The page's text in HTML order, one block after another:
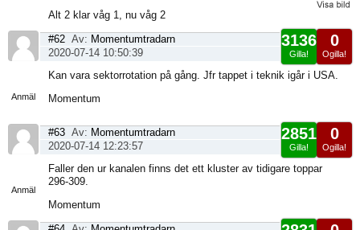
Alt 2 klar våg 1, nu våg 2
Anmäl
0
Ogilla!
3136
Gilla!
#62 Av: Momentumtradarn
2020-07-14 10:50:39
Kan vara sektorrotation på gång. Jfr tappet i teknik igår i USA.
Momentum
Anmäl
0
Ogilla!
2851
Gilla!
#63 Av: Momentumtradarn
2020-07-14 12:23:57
Faller den ur kanalen finns det ett kluster av tidigare toppar
296-309.
Momentum